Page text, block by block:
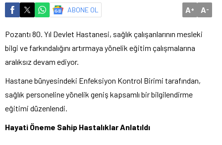
ABONE OL A+ A-
Pozantı 80. Yıl Devlet Hastanesi, sağlık çalışanlarının mesleki
bilgi ve farkındalığını artırmaya yönelik eğitim çalışmalarına
aralıksız devam ediyor.
Hastane bünyesindeki Enfeksiyon Kontrol Birimi tarafından,
sağlık personeline yönelik geniş kapsamlı bir bilgilendirme
eğitimi düzenlendi.
Hayati Öneme Sahip Hastalıklar Anlatıldı